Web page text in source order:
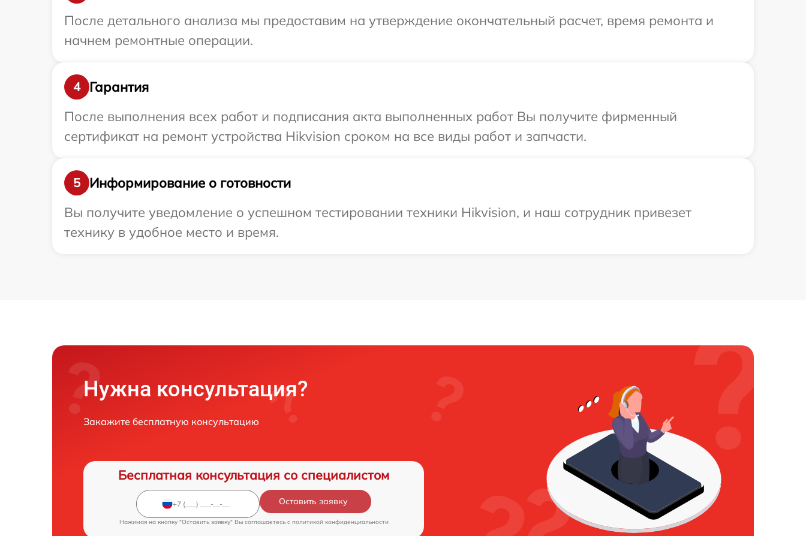
После детального анализа мы предоставим на утверждение окончательный расчет, время ремонта и
начнем ремонтные операции.
4
Гарантия
После выполнения всех работ и подписания акта выполненных работ Вы получите фирменный
сертификат на ремонт устройства Hikvision сроком на все виды работ и запчасти.
5
Информирование о готовности
Вы получите уведомление о успешном тестировании техники Hikvision, и наш сотрудник привезет
технику в удобное место и время.
Нужна консультация?
Закажите бесплатную консультацию
Бесплатная консультация со специалистом
Оставить заявку
Нажимая на кнопку "Оставить заявку" Вы соглашаетесь c политикой конфиденциальности